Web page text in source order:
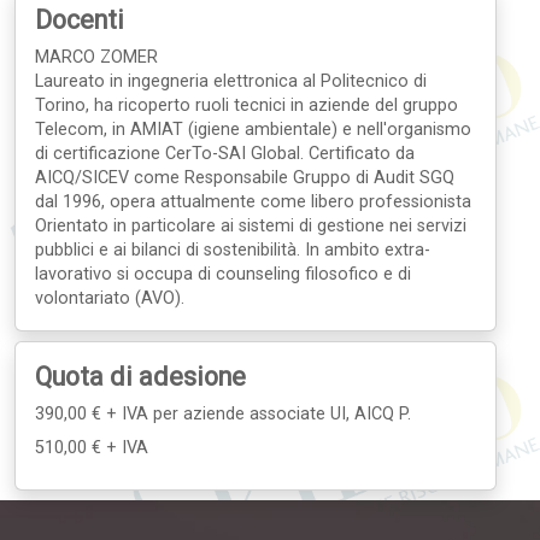
Docenti
MARCO ZOMER
Laureato in ingegneria elettronica al Politecnico di
Torino, ha ricoperto ruoli tecnici in aziende del gruppo
Telecom, in AMIAT (igiene ambientale) e nell'organismo
di certificazione CerTo-SAI Global. Certificato da
AICQ/SICEV come Responsabile Gruppo di Audit SGQ
dal 1996, opera attualmente come libero professionista
Orientato in particolare ai sistemi di gestione nei servizi
pubblici e ai bilanci di sostenibilità. In ambito extra-
lavorativo si occupa di counseling filosofico e di
volontariato (AVO).
Quota di adesione
390,00 € + IVA per aziende associate UI, AICQ P.
510,00 € + IVA